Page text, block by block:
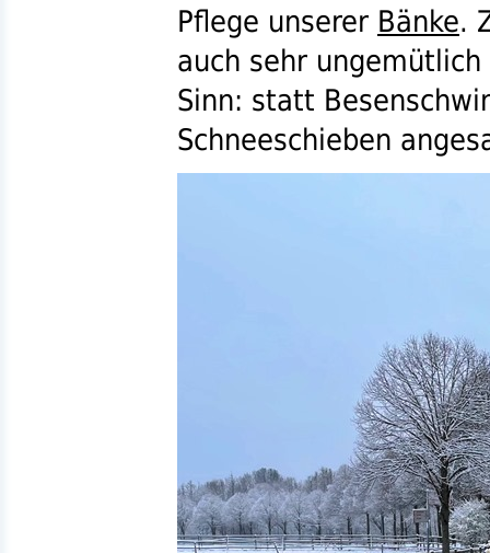
Pflege unserer Bänke.
auch sehr
Sinn: statt
Schneeschieben